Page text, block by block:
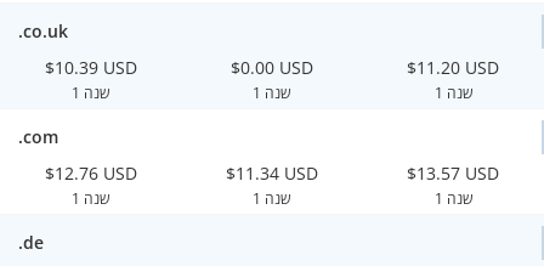
.co.uk
$10.39 USD
1 שנה
$0.00 USD
1 שנה
$11.20 USD
1 שנה
.com
$12.76 USD
1 שנה
$11.34 USD
1 שנה
$13.57 USD
1 שנה
.de